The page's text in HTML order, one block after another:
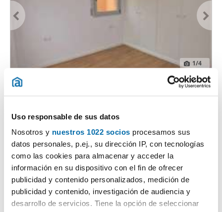
Uso responsable de sus datos
Nosotros y nuestros 1022 socios procesamos sus
datos personales, p.ej., su dirección IP, con tecnologías
como las cookies para almacenar y acceder la
información en su dispositivo con el fin de ofrecer
publicidad y contenido personalizados, medición de
publicidad y contenido, investigación de audiencia y
desarrollo de servicios. Tiene la opción de seleccionar
1/4
600€
40m2 1 Hab 1 Baño
Contactar